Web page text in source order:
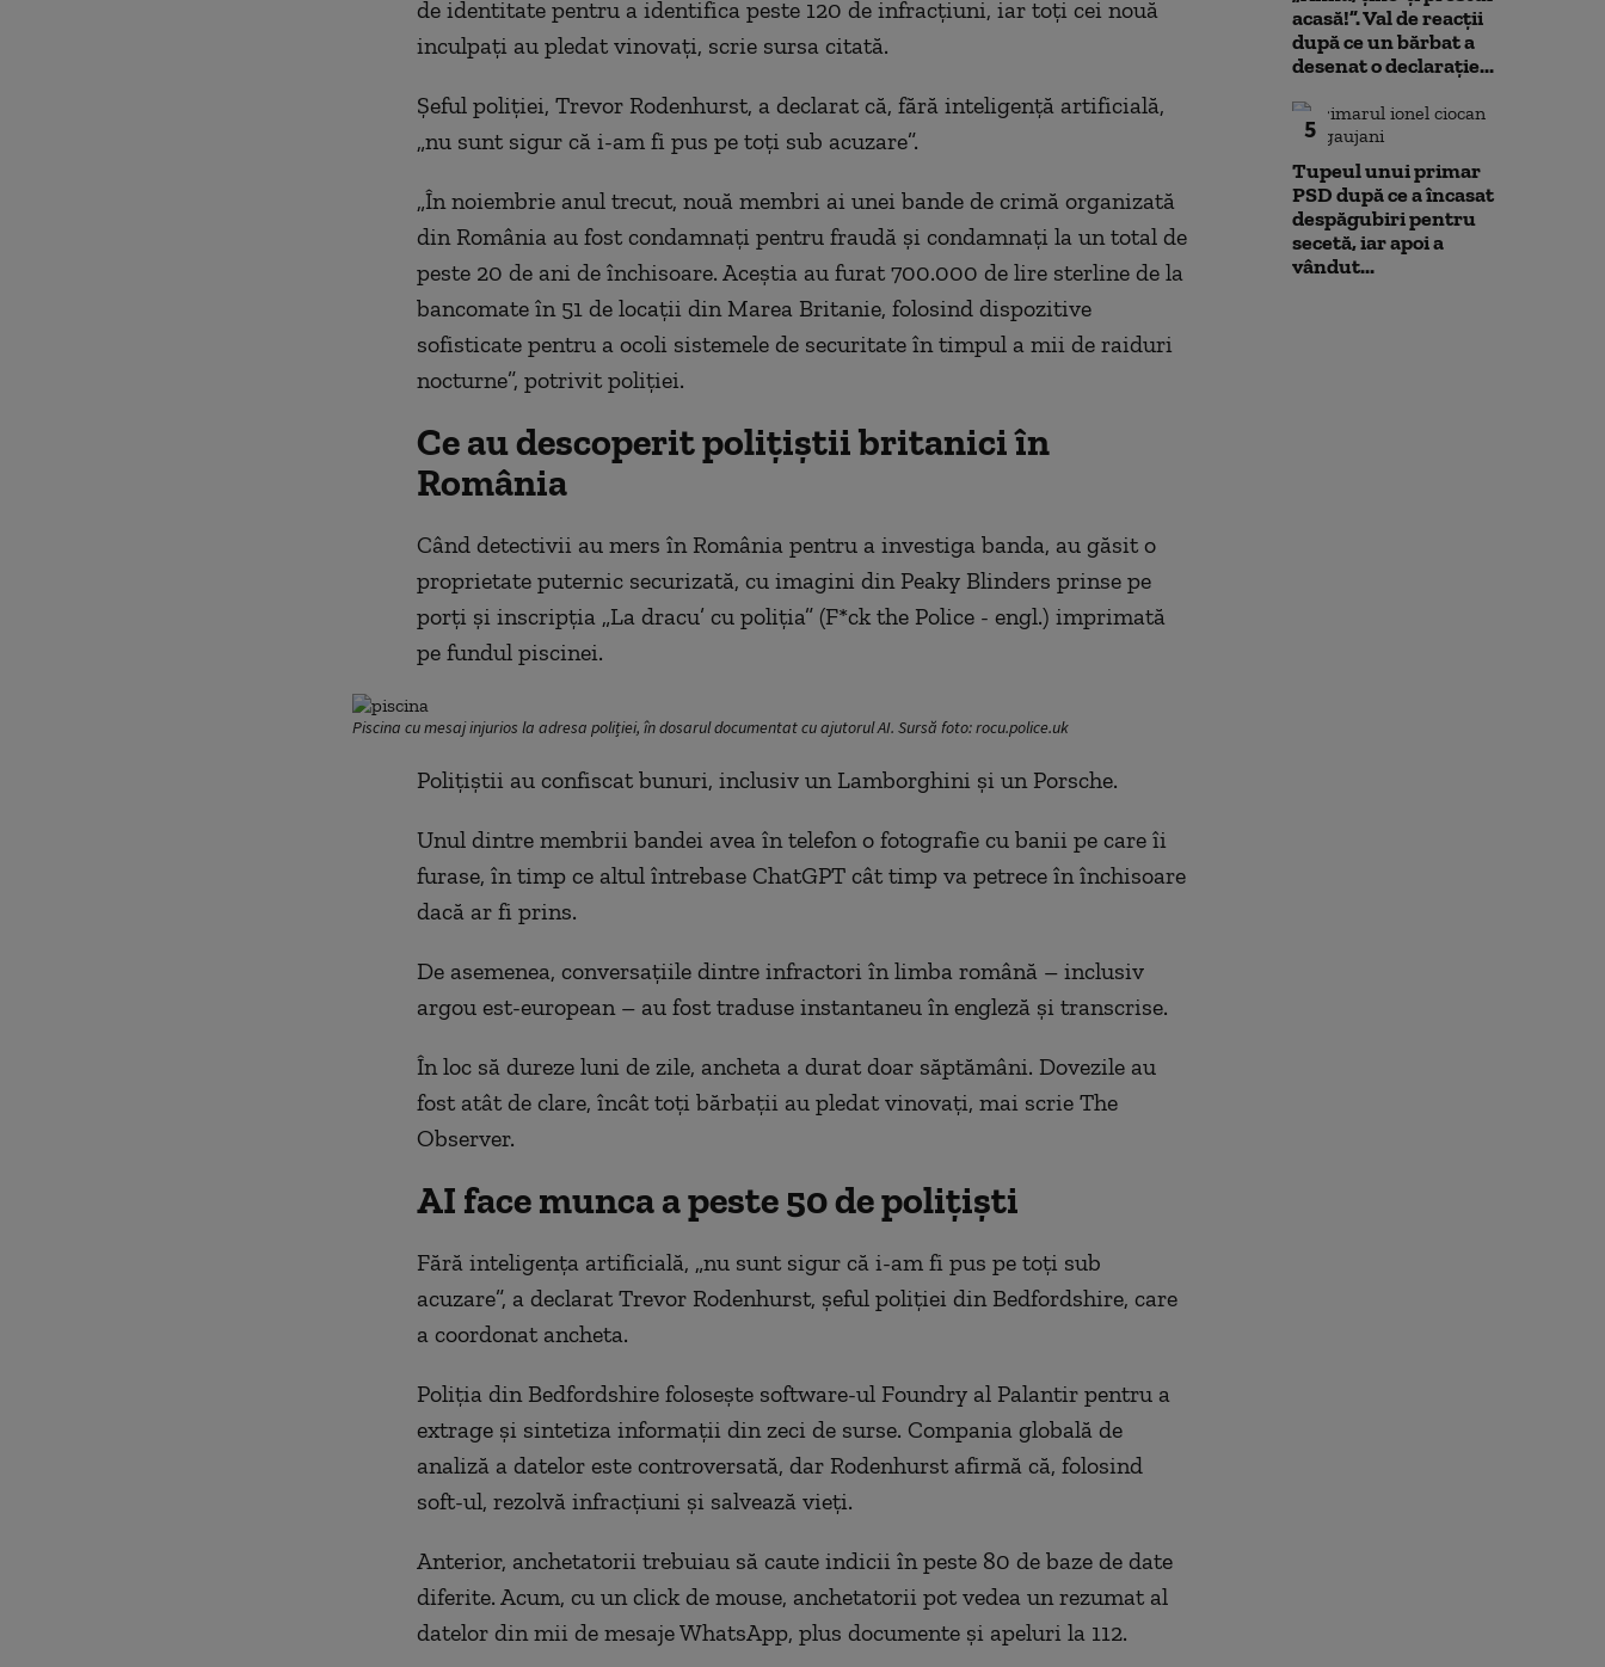
de identitate pentru a identifica peste 120 de infracțiuni, iar toți cei nouă
inculpați au pledat vinovați, scrie sursa citată.
Șeful poliției, Trevor Rodenhurst, a declarat că, fără inteligență artificială,
„nu sunt sigur că i-am fi pus pe toți sub acuzare”.
„În noiembrie anul trecut, nouă membri ai unei bande de crimă organizată
din România au fost condamnați pentru fraudă și condamnați la un total de
peste 20 de ani de închisoare. Aceștia au furat 700.000 de lire sterline de la
bancomate în 51 de locații din Marea Britanie, folosind dispozitive
sofisticate pentru a ocoli sistemele de securitate în timpul a mii de raiduri
nocturne”, potrivit poliției.
Ce au descoperit polițiștii britanici în
România
Când detectivii au mers în România pentru a investiga banda, au găsit o
proprietate puternic securizată, cu imagini din Peaky Blinders prinse pe
porți și inscripția „La dracu’ cu poliția” (F*ck the Police - engl.) imprimată
pe fundul piscinei.
Piscina cu mesaj injurios la adresa poliției, în dosarul documentat cu ajutorul AI. Sursă foto: rocu.police.uk
Polițiștii au confiscat bunuri, inclusiv un Lamborghini și un Porsche.
Unul dintre membrii bandei avea în telefon o fotografie cu banii pe care îi
furase, în timp ce altul întrebase ChatGPT cât timp va petrece în închisoare
dacă ar fi prins.
De asemenea, conversațiile dintre infractori în limba română – inclusiv
argou est-european – au fost traduse instantaneu în engleză și transcrise.
În loc să dureze luni de zile, ancheta a durat doar săptămâni. Dovezile au
fost atât de clare, încât toți bărbații au pledat vinovați, mai scrie The
Observer.
AI face munca a peste 50 de polițiști
Fără inteligența artificială, „nu sunt sigur că i-am fi pus pe toți sub
acuzare”, a declarat Trevor Rodenhurst, șeful poliției din Bedfordshire, care
a coordonat ancheta.
Poliția din Bedfordshire folosește software-ul Foundry al Palantir pentru a
extrage și sintetiza informații din zeci de surse. Compania globală de
analiză a datelor este controversată, dar Rodenhurst afirmă că, folosind
soft-ul, rezolvă infracțiuni și salvează vieți.
Anterior, anchetatorii trebuiau să caute indicii în peste 80 de baze de date
diferite. Acum, cu un click de mouse, anchetatorii pot vedea un rezumat al
datelor din mii de mesaje WhatsApp, plus documente și apeluri la 112.
acasă!”. Val de reacții
după ce un bărbat a
desenat o declarație...
5
Tupeul unui primar
PSD după ce a încasat
despăgubiri pentru
secetă, iar apoi a
vândut...